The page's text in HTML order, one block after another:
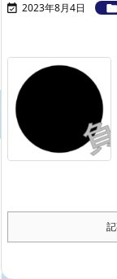
 2023年8月4日 